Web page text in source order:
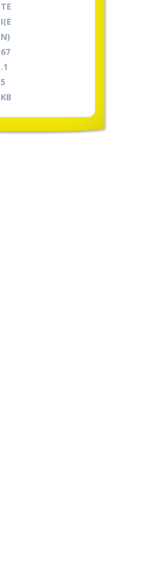
TE
I(E
N)
67
.1
5
KB